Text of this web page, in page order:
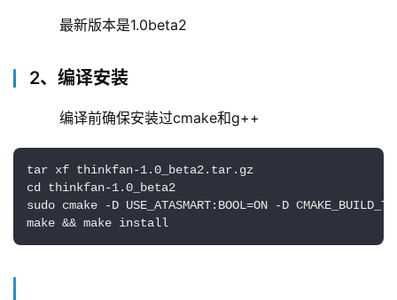
    最新版本是1.0beta2
2、编译安装
    编译前确保安装过cmake和g++
tar xf thinkfan-1.0_beta2.tar.gz
cd thinkfan-1.0_beta2
sudo cmake -D USE_ATASMART:BOOL=ON -D
make && make install